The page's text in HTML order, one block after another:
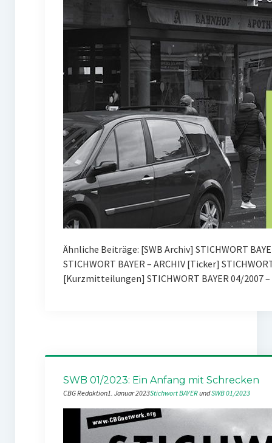
Ähnliche Beiträge: [SWB Archiv] STICHWORT
STICHWORT BAYER – ARCHIV [Ticker]
[Kurzmitteilungen] STICHWORT BAYER 04/2007
SWB 01/2023: Ein Anfang mit Schrecken
CBG Redaktion1. Januar 2023Stichwort BAYER und SWB 01/2023